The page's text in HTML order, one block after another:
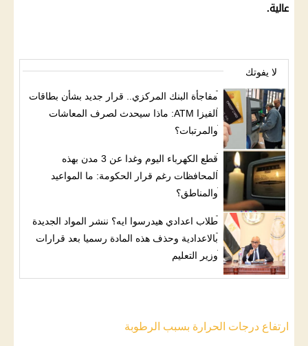
عالية.
لا يفوتك
مفاجأة البنك المركزي.. قرار جديد بشأن بطاقات
الفيزا ATM: ماذا سيحدث لصرف المعاشات
والمرتبات؟
قطع الكهرباء اليوم وغدا عن 3 مدن بهذه
المحافظات رغم قرار الحكومة: ما المواعيد
والمناطق؟
طلاب اعدادي هيدرسوا ايه؟ ننشر المواد الجديدة
بالاعدادية وحذف هذه المادة رسميا بعد قرارات
وزير التعليم
ارتفاع درجات الحرارة بسبب الرطوبة